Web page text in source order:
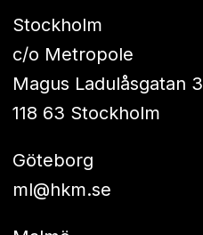
Stockholm
c/o Metropole
Magus Ladulåsgatan 3
118 63 Stockholm
Göteborg
ml@hkm.se